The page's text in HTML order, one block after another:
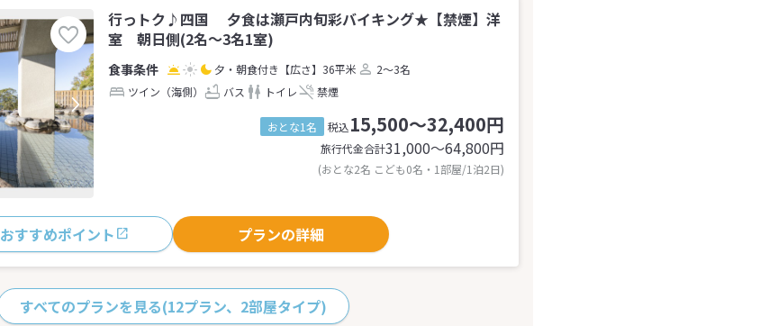
行っトク♪四国 夕食は瀬戸内旬彩バイキング★【禁煙】洋
室 朝日側(2名～3名1室)
夕・朝食付き 【広さ】36平米
2～3名
ツイン（海側）
バス トイレ 禁煙
おとな1名 税込15,500～32,400円
旅行代金合計31,000〜64,800円
(おとな2名 こども0名・1部屋/1泊2日)
おすすめポイント プランの詳細
すべてのプランを見る(12プラン、2部屋タイプ)